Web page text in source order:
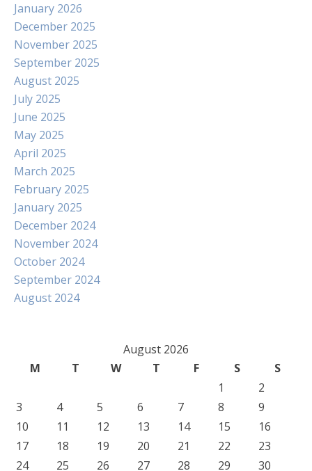
January 2026
December 2025
November 2025
September 2025
August 2025
July 2025
June 2025
May 2025
April 2025
March 2025
February 2025
January 2025
December 2024
November 2024
October 2024
September 2024
August 2024
August 2026
M
T W T F S
S
1
2
3
4 5 6 7 8
9
10
11 12 13 14 15
16
17
18 19 20 21 22
23
24
25 26 27 28 29 30